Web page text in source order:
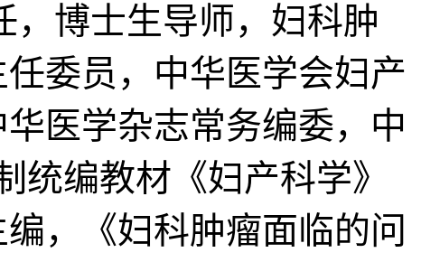
，博士生导师，妇科肿
委员，中华医学会妇产
医学杂志常务编委，中
统编教材《妇产科学》
，《妇科肿瘤面临的问